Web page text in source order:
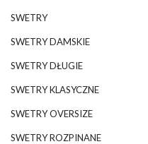
SWETRY
SWETRY DAMSKIE
SWETRY DŁUGIE
SWETRY KLASYCZNE
SWETRY OVERSIZE
SWETRY ROZPINANE